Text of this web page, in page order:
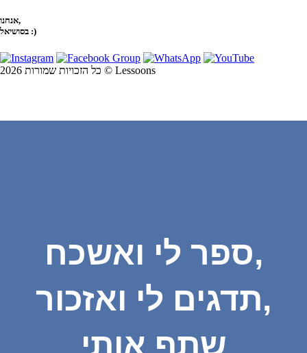
אנחנו,
בסושיאל :)
כל הזכויות שמורות 2026 © Lessoons
ספר לי ואשכח,
תדגים לי ואזכור,
שתף אותי